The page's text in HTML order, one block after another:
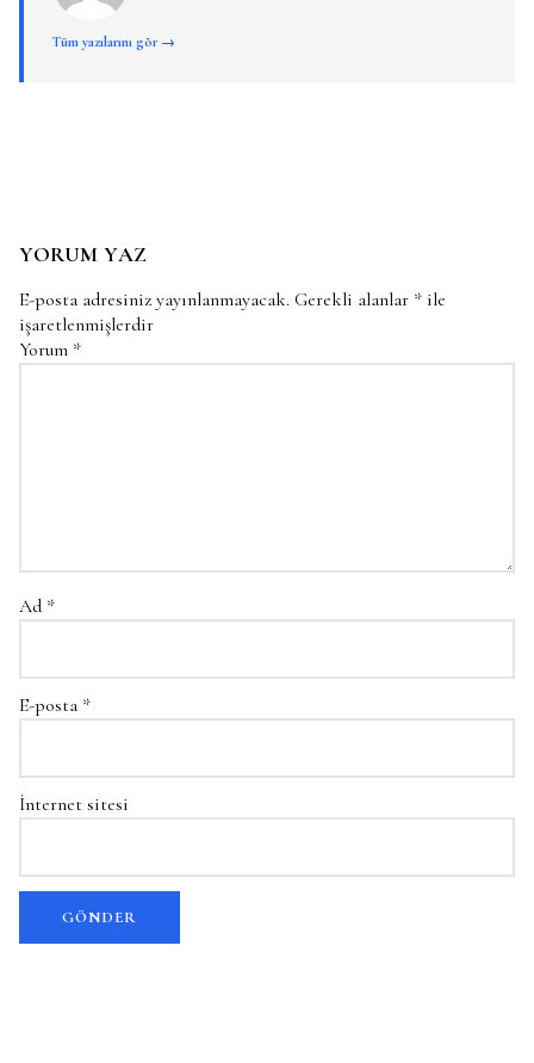
Tüm yazılarını gör →
YORUM YAZ
E-posta adresiniz yayınlanmayacak. Gerekli alanlar * ile
işaretlenmişlerdir
Yorum *
Ad *
E-posta *
İnternet sitesi